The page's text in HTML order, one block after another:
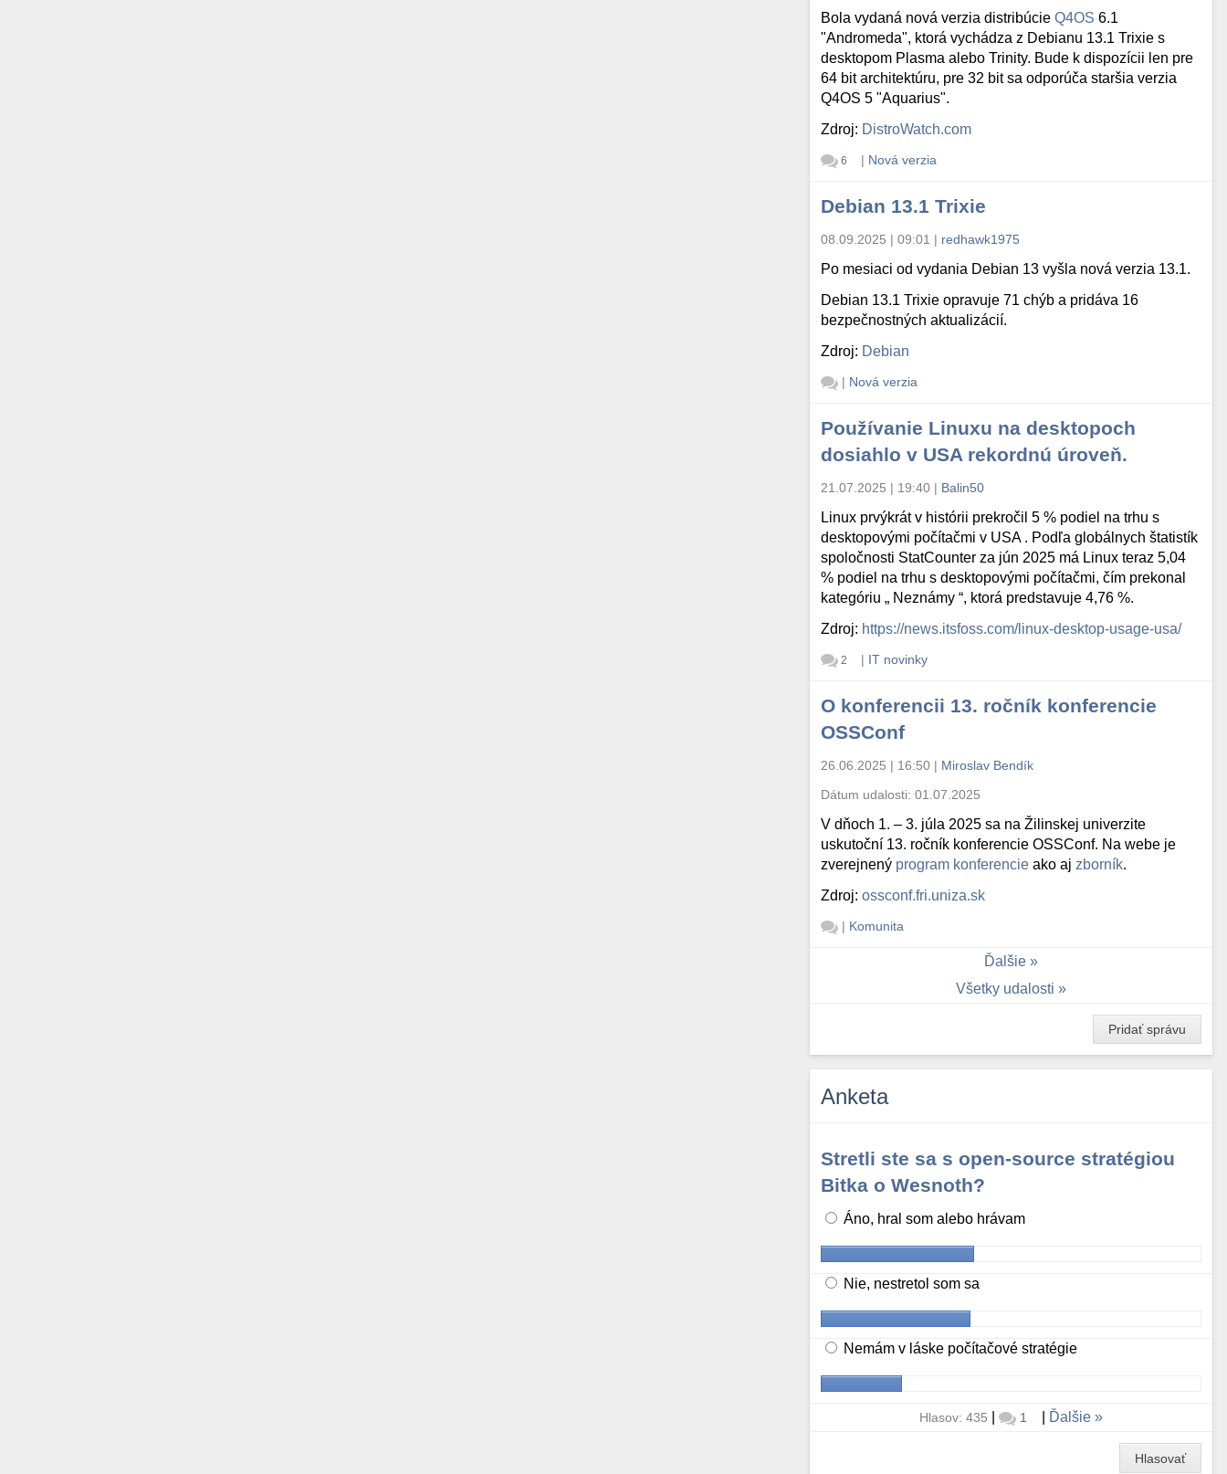
Bola vydaná nová verzia distribúcieQ4OS 6.1
"Andromeda", ktorá vychádza z Debianu 13.1 Trixie s
desktopom Plasma alebo Trinity. Bude k dispozícii len pre
64 bit architektúru, pre 32 bit sa odporúča staršia verzia
Q4OS 5 "Aquarius".
Zdroj: DistroWatch.com
6 | Nová verzia
Debian 13.1 Trixie
08.09.2025 | 09:01 | redhawk1975
Po mesiaci od vydania Debian 13 vyšla nová verzia 13.1.
Debian 13.1 Trixie opravuje 71 chýb a pridáva 16
bezpečnostných aktualizácií.
Zdroj: Debian
| Nová verzia
Používanie Linuxu na desktopoch
dosiahlo v USA rekordnú úroveň.
21.07.2025 | 19:40 | Balin50
Linux prvýkrát v histórii prekročil 5 % podiel na trhu s
desktopovými počítačmi v USA . Podľa globálnych štatistík
spoločnosti StatCounter za jún 2025 má Linux teraz 5,04
% podiel na trhu s desktopovými počítačmi, čím prekonal
kategóriu „ Neznámy “, ktorá predstavuje 4,76 %.
Zdroj: https://news.itsfoss.com/linux-desktop-usage-usa/
2 | IT novinky
O konferencii 13. ročník konferencie
OSSConf
26.06.2025 | 16:50 | Miroslav Bendík
Dátum udalosti:01.07.2025
V dňoch 1. – 3. júla 2025 sa na Žilinskej univerzite
uskutoční 13. ročník konferencie OSSConf. Na webe je
zverejnený program konferencie ako aj zborník.
Zdroj:ossconf.fri.uniza.sk
| Komunita
Ďalšie
Všetky udalosti
Pridať správu
Anketa
Stretli ste sa s open-source stratégiou
Bitka o Wesnoth?
Áno, hral som alebo hrávam
Nie, nestretol som sa
Nemám v láske počítačové stratégie
Hlasov: 435 | 1 Ďalšie
Hlasovať